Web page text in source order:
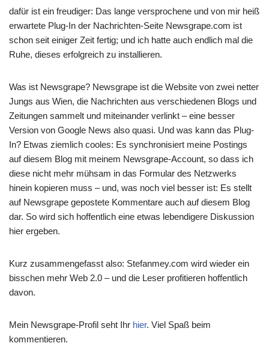
dafür ist ein freudiger: Das lange versprochene und von mir heiß
erwartete Plug-In der Nachrichten-Seite Newsgrape.com ist
schon seit einiger Zeit fertig; und ich hatte auch endlich mal die
Ruhe, dieses erfolgreich zu installieren.
Was ist Newsgrape? Newsgrape ist die Website von zwei netter
Jungs aus Wien, die Nachrichten aus verschiedenen Blogs und
Zeitungen sammelt und miteinander verlinkt – eine besser
Version von Google News also quasi. Und was kann das Plug-
In? Etwas ziemlich cooles: Es synchronisiert meine Postings
auf diesem Blog mit meinem Newsgrape-Account, so dass ich
diese nicht mehr mühsam in das Formular des Netzwerks
hinein kopieren muss – und, was noch viel besser ist: Es stellt
auf Newsgrape gepostete Kommentare auch auf diesem Blog
dar. So wird sich hoffentlich eine etwas lebendigere Diskussion
hier ergeben.
Kurz zusammengefasst also: Stefanmey.com wird wieder ein
bisschen mehr Web 2.0 – und die Leser profitieren hoffentlich
davon.
Mein Newsgrape-Profil seht Ihr hier. Viel Spaß beim
kommentieren.